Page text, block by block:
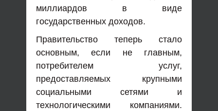
миллиардов в виде
государственных доходов.
Правительство теперь стало
основным, если не главным,
потребителем услуг,
предоставляемых крупными
социальными сетями и
технологическими компаниями.